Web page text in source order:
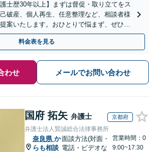
士歴30年以上】まずは督促・取り立てをス
破産、個人再生、任意整理など、相談者様
案いたします。おひとりで悩まず、ぜひご
も対応】
料金表を見る
わせ メールでお問い合わせ
国府 拓矢 弁護士 京都府
弁護士法人賢誠総合法律事務所
奈良県 か
らも相談
面談方法(対面・
電話・ビデオな
営業時間：0
9:00~17:30